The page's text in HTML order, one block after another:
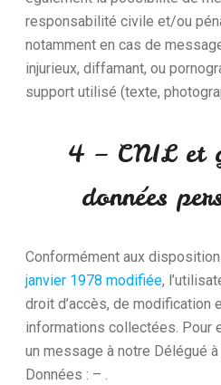
responsabilité civile et/ou
notamment en cas de
injurieux, diffamant, ou
support utilisé (texte,
4 – CNIL et
données
Conformément aux
janvier 1978 modifiée,
droit d’accès, de modification
informations collectées. Pour
un message à notre Délégué
Données : – .